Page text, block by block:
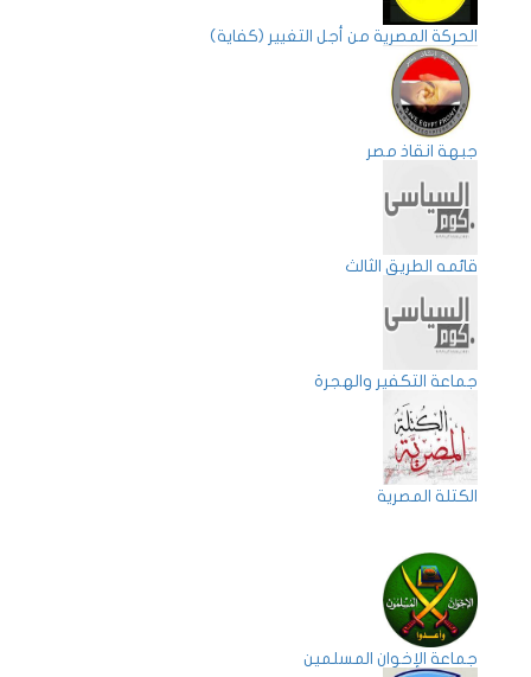
الحركة المصرية من أجل التغيير (كفاية)
جبهة انقاذ مصر
قائمه الطريق الثالث
جماعة التكفير والهجرة
الكتلة المصرية
جماعة الإخوان المسلمين